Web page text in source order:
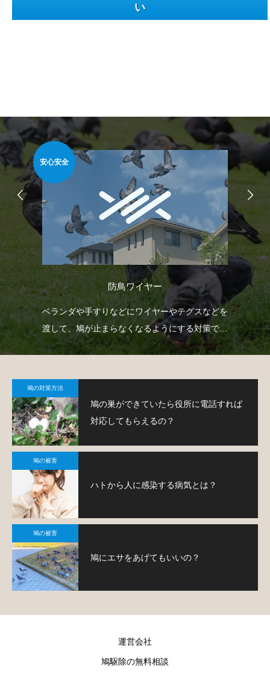
い
安心安全
防鳥ワイヤー
ベランダや手すりなどにワイヤーやテグスなどを
渡して、鳩が止まらなくなるようにする対策で
す。
鳩の対策方法
鳩の巣ができていたら役所に電話すれば
対応してもらえるの？
鳩の被害
ハトから人に感染する病気とは？
鳩の被害
鳩にエサをあげてもいいの？
運営会社
鳩駆除の無料相談